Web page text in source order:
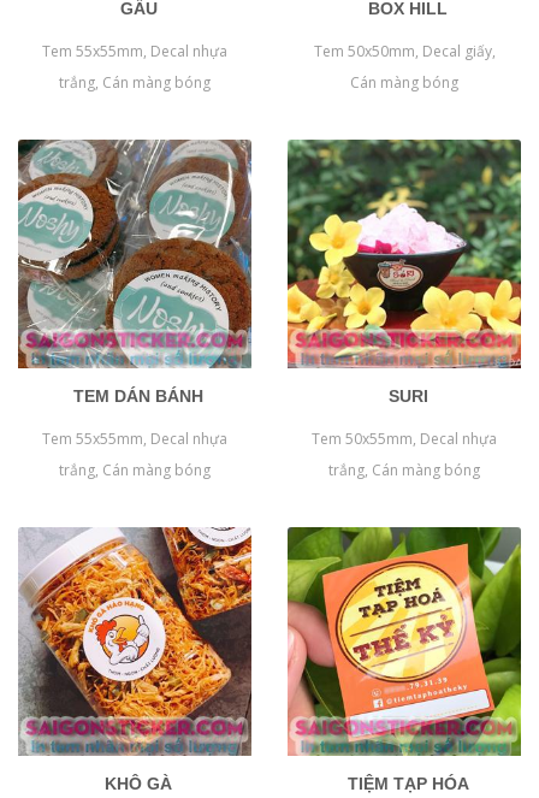
GẤU
Tem 55x55mm, Decal nhựa
trắng, Cán màng bóng
BOX HILL
Tem 50x50mm, Decal giấy,
Cán màng bóng
TEM DÁN BÁNH
Tem 55x55mm, Decal nhựa
trắng, Cán màng bóng
SURI
Tem 50x55mm, Decal nhựa
trắng, Cán màng bóng
KHÔ GÀ TIỆM TẠP HÓA